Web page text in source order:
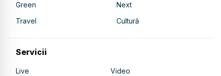
Green
Next
Travel
Cultură
Servicii
Live
Video